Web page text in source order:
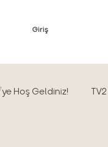
Giriş
Hoş Geldiniz! TV2